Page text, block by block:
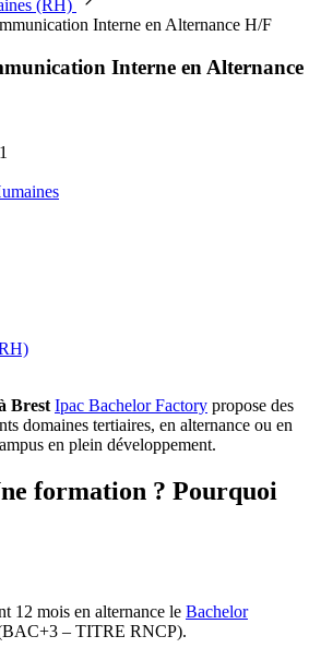
(RH)
Interne en Alternance H/F
Interne en Alternance
Brest Ipac Bachelor Factory propose des
domaines tertiaires, en alternance ou en
en plein développement.
formation ? Pourquoi
12 mois en alternance le Bachelor
– TITRE RNCP).